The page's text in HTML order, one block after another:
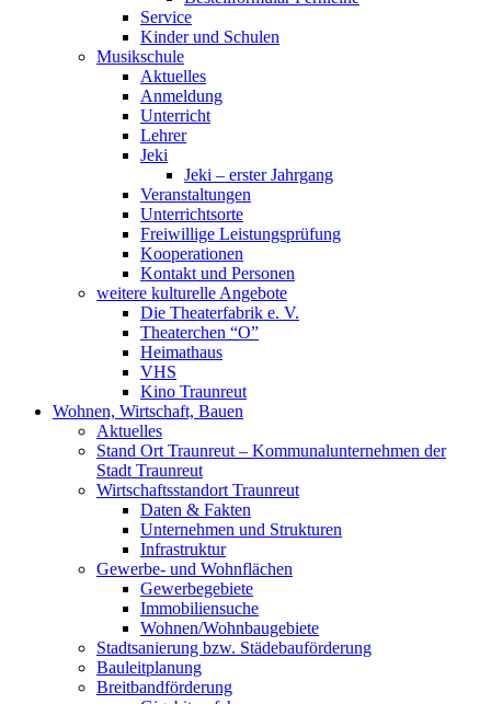
Service
Kinder und Schulen
Musikschule
Aktuelles
Anmeldung
Unterricht
Lehrer
Jeki
Jeki – erster Jahrgang
Veranstaltungen
Unterrichtsorte
Freiwillige Leistungsprüfung
Kooperationen
Kontakt und Personen
weitere kulturelle Angebote
Die Theaterfabrik e. V.
Theaterchen “O”
Heimathaus
VHS
Kino Traunreut
Wohnen, Wirtschaft, Bauen
Aktuelles
Stand Ort Traunreut – Kommunalunternehmen der
Stadt Traunreut
Wirtschaftsstandort Traunreut
Daten & Fakten
Unternehmen und Strukturen
Infrastruktur
Gewerbe- und Wohnflächen
Gewerbegebiete
Immobiliensuche
Wohnen/Wohnbaugebiete
Stadtsanierung bzw. Städebauförderung
Bauleitplanung
Breitbandförderung